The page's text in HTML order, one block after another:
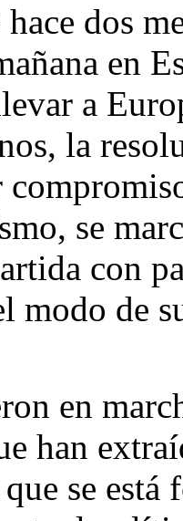
dos
en
a
la
se
con
modo de
en
han
se